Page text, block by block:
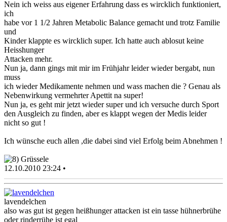
Nein ich weiss aus eigener Erfahrung dass es wircklich funktioniert,
ich
habe vor 1 1/2 Jahren Metabolic Balance gemacht und trotz Familie
und
Kinder klappte es wircklich super. Ich hatte auch ablosut keine
Heisshunger
Attacken mehr.
Nun ja, dann gings mit mir im Frühjahr leider wieder bergabt, nun
muss
ich wieder Medikamente nehmen und wass machen die ? Genau als
Nebenwirkung vermehrter Apettit na super!
Nun ja, es geht mir jetzt wieder super und ich versuche durch Sport
den Ausgleich zu finden, aber es klappt wegen der Medis leider
nicht so gut !
Ich wünsche euch allen ,die dabei sind viel Erfolg beim Abnehmen !
Grüssele
12.10.2010 23:24 •
lavendelchen
also was gut ist gegen heißhunger attacken ist ein tasse hühnerbrühe
oder rinderrühe ist egal